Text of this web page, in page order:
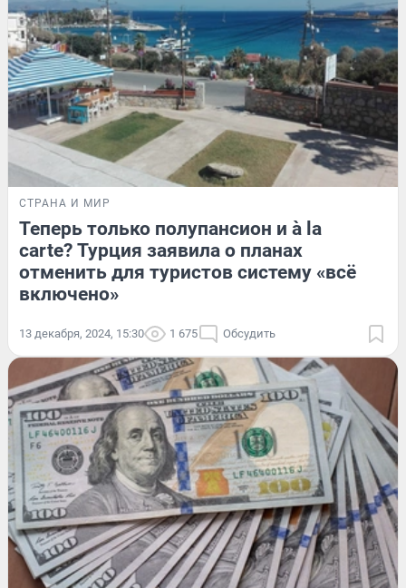
СТРАНА И МИР
Теперь только полупансион и à la
carte? Турция заявила о планах
отменить для туристов систему «всё
включено»
13 декабря, 2024, 15:30 1 675 Обсудить